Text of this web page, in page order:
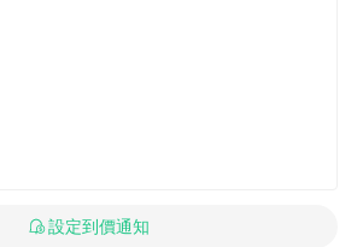
設定到價通知